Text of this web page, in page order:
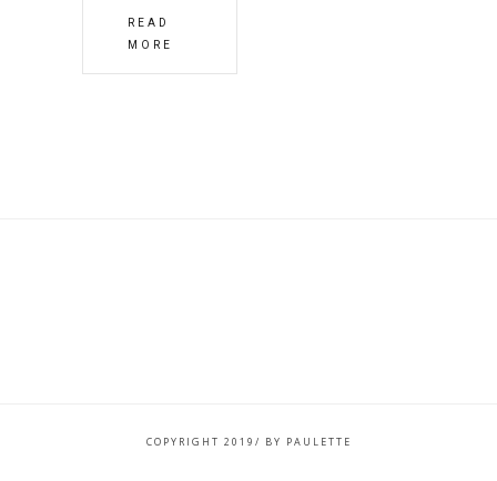
READ
MORE
COPYRIGHT 2019/ BY PAULETTE